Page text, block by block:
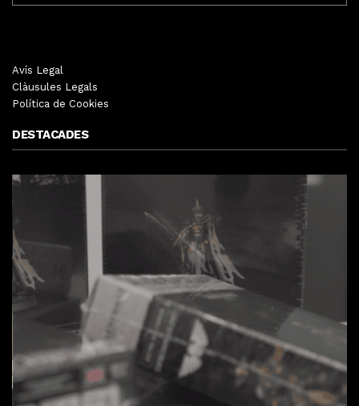
Avís Legal
Clàusules Legals
Política de Cookies
DESTACADES